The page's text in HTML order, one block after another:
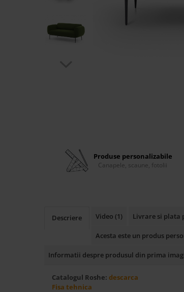
Mobilier de exterior
Fotolii si Demifotolii
Fotolii si Demifotolii
Produse personalizabile
Canapele, scaune, fotolii
Descriere Video (1) Livrare si plata
Acesta este un produs
Informatii despre produsul din prima
Catalogul Roshe: descarca
Fisa tehnica